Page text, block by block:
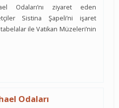
Odaları’nı ziyaret eden
Sistina Şapeli’ni işaret
ile Vatikan Müzeleri’nin
Odaları